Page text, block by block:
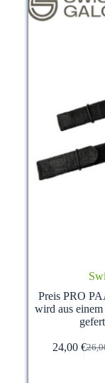
Preis PRO
wird aus
24,00€